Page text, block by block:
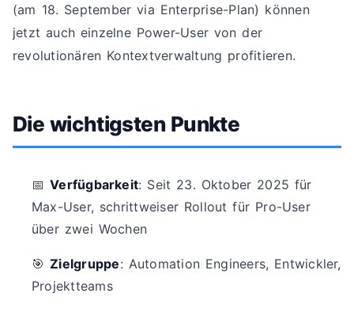
(am 18. September via Enterprise-Plan) können
jetzt auch einzelne Power-User von der
revolutionären Kontextverwaltung profitieren.
Die wichtigsten Punkte
📅Verfügbarkeit: Seit 23. Oktober 2025 für
Max-User, schrittweiser Rollout für Pro-User
über zwei Wochen
🎯Zielgruppe: Automation Engineers, Entwickler,
Projektteams